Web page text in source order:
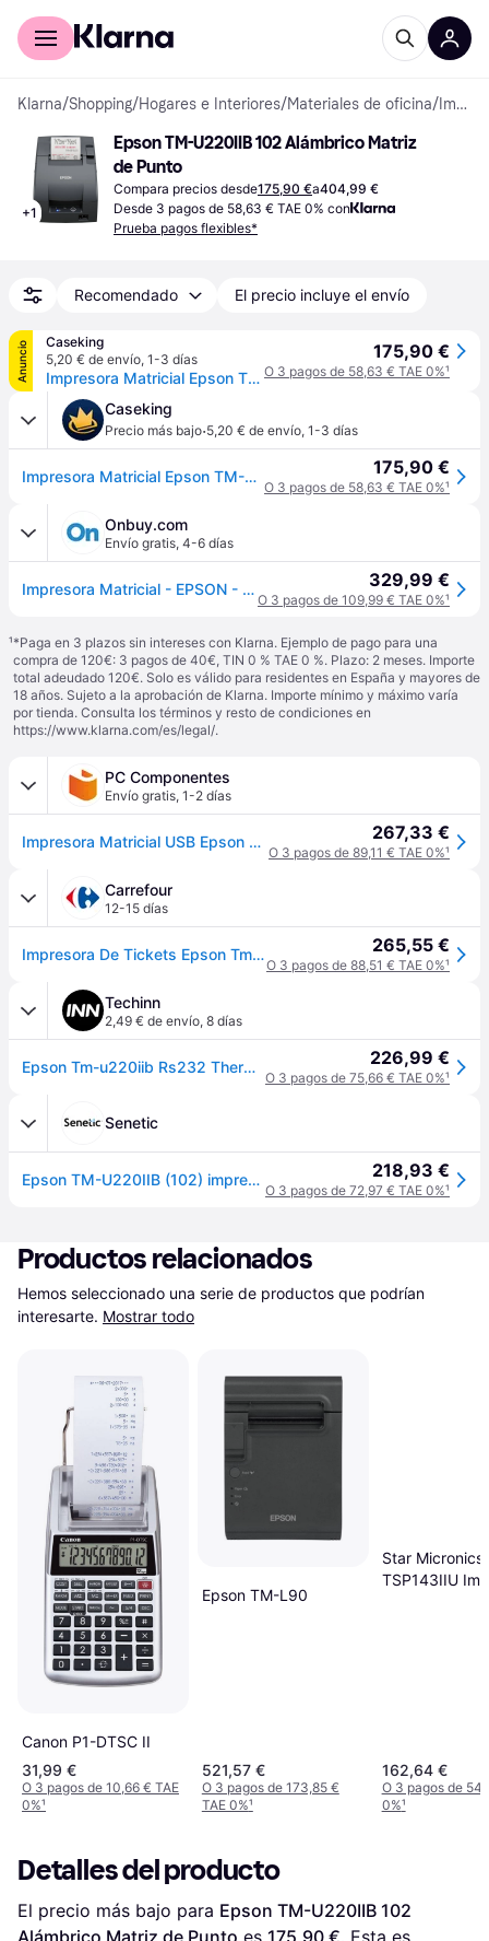
Comprar con Klarna
Klarna/Shopping/Hogares e Interiores/Materiales de oficina/ Impresoras de Tickets
+1
Epson TM-U220IIB 102 Alámbrico Matriz
de Punto
Compara precios desde175,90 €a404,99 €
Desde 3 pagos de 58,63 € TAE 0% con
Prueba pagos flexibles*
Recomendado El precio incluye el envío
Anuncio
Caseking
5,20 € de envío, 1-3 días
Impresora Matricial Epson TM-U220IIB Serial
175,90 €
O 3 pagos de 58,63 € TAE 0%¹
Caseking
Precio más bajo·5,20 € de envío, 1-3 días
Impresora Matricial Epson TM-U220IIB Serial 175,90 €
O 3 pagos de 58,63 € TAE 0%¹
Onbuy.com
Envío gratis, 4-6 días
Impresora Matricial - EPSON - TM-U220IIB - Con cable - Negro - Térmica directa 329,99 €
O 3 pagos de 109,99 € TAE 0%¹
¹*Paga en 3 plazos sin intereses con Klarna. Ejemplo de pago para una
compra de 120€: 3 pagos de 40€, TIN 0 % TAE 0 %. Plazo: 2 meses. Importe
total adeudado 120€. Solo es válido para residentes en España y mayores de
18 años. Sujeto a la aprobación de Klarna. Importe mínimo y máximo varía
por tienda. Consulta los términos y resto de condiciones en
https://www.klarna.com/es/legal/.
PC Componentes
Envío gratis, 1-2 días
Impresora Matricial USB Epson TM-U220IIB con cortador automático para tickets 267,33 €
O 3 pagos de 89,11 € TAE 0%¹
Carrefour
12-15 días
Impresora De Tickets Epson Tm-u220iib/ Ancho Papel 76mm/ Usb/ Negra 265,55 €
O 3 pagos de 88,51 € TAE 0%¹
Techinn
2,49 € de envío, 8 días
Epson Tm-u220iib Rs232 Thermal Printer Negro One Size / EU Plug 220V 226,99 €
O 3 pagos de 75,66 € TAE 0%¹
Senetic
Epson TM-U220IIB (102) impresora de recibos POS 16 cpi 4,70 C31CL27102 218,93 €
O 3 pagos de 72,97 € TAE 0%¹
Productos relacionados
Hemos seleccionado una serie de productos que podrían
interesarte. Mostrar todo
Canon P1-DTSC II
31,99 €
O 3 pagos de 10,66 € TAE
0%¹
Epson TM-L90
521,57 €
O 3 pagos de 173,85 €
TAE 0%¹
Star Micronics
TSP143IIU
162,64 €
O 3 pagos de
0%¹
Detalles del producto
El precio más bajo para Epson TM-U220IIB 102
Alámbrico Matriz de Punto es 175,90 €. Esta es